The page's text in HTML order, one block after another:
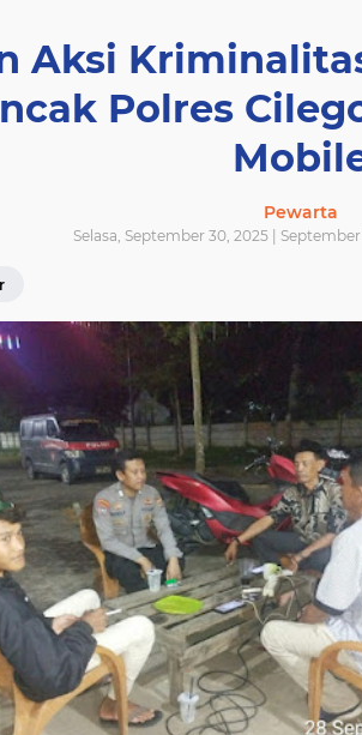
Aksi
Polres
Pewarta
Selasa, September 30, 2025 | September